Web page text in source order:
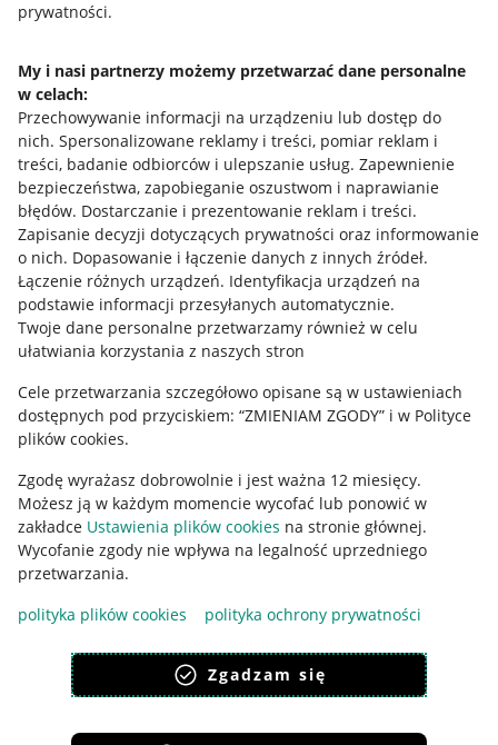
prywatności.
My i nasi partnerzy możemy przetwarzać dane personalne
w celach:
Przechowywanie informacji na urządzeniu lub dostęp do
nich. Spersonalizowane reklamy i treści, pomiar reklam i
treści, badanie odbiorców i ulepszanie usług. Zapewnienie
bezpieczeństwa, zapobieganie oszustwom i naprawianie
błędów. Dostarczanie i prezentowanie reklam i treści.
Zapisanie decyzji dotyczących prywatności oraz informowanie
o nich. Dopasowanie i łączenie danych z innych źródeł.
Łączenie różnych urządzeń. Identyfikacja urządzeń na
podstawie informacji przesyłanych automatycznie.
Twoje dane personalne przetwarzamy również w celu
ułatwiania korzystania z naszych stron
Cele przetwarzania szczegółowo opisane są w ustawieniach
dostępnych pod przyciskiem: “ZMIENIAM ZGODY” i w Polityce
plików cookies.
Zgodę wyrażasz dobrowolnie i jest ważna 12 miesięcy.
Możesz ją w każdym momencie wycofać lub ponowić w
zakładce Ustawienia plików cookies na stronie głównej.
Wycofanie zgody nie wpływa na legalność uprzedniego
przetwarzania.
polityka plików cookies
polityka ochrony prywatności
Zgadzam się
Jak to działa
Allegro Gadane dla sprzedających
Allegro Gadane dla kupujących
Mapa miejscowości
Informacje prawne
Regulamin
Polityka plików "cookies"
Ustawienia plików "cookies"
Udostępnianie lokalizacji
Informacje dla Aktu o Usługach Cyfrowych
Pobierz aplikację